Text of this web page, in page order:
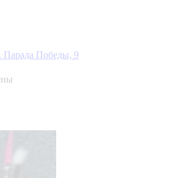
Парада Победы, 9